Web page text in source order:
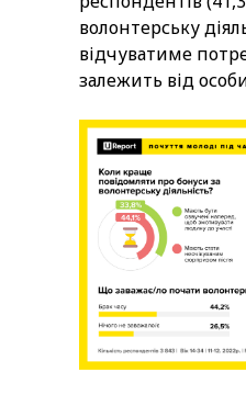
волонтерську
відчуватиме
залежить від